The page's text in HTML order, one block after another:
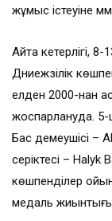
жұмыс істеуіне
Айта кетерлігі,
Дүниежүзілік
елден 2000-нан
жоспарлануда. 5-
Бас демеушісі –
серіктесі – Halyk
көшпенділер
медаль